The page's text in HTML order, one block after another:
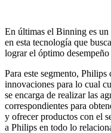
En últimas el Binning es
en esta tecnología que
lograr el óptimo
Para este segmento,
innovaciones para lo cual
se encarga de realizar las
correspondientes para
y ofrecer productos con el
a Philips en todo lo